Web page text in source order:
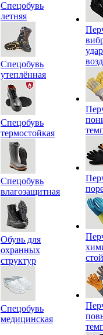
Спецобувь
летняя
Спецобувь
утеплённая
Спецобувь
термостойкая
Спецобувь
влагозащитная
Обувь для
охранных
структур
Спецобувь
медицинская